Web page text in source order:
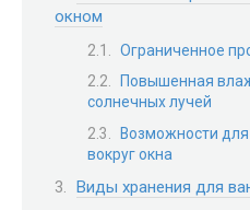
окном
Ограниченное
Повышенная
солнечных лучей
Возможности
вокруг окна
Виды хранения для